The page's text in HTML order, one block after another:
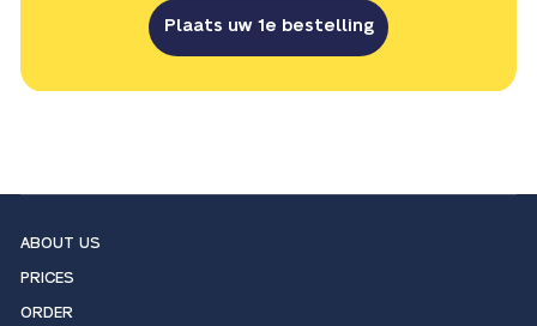
Plaats uw 1e bestelling
ABOUT US
PRICES
ORDER